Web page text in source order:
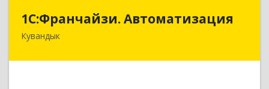
1С:Франчайзи. Автоматизация
Кувандык
1С:Франчайзи. Автоматизация
462220, Оренбургская обл, Кувандыкский р-н,